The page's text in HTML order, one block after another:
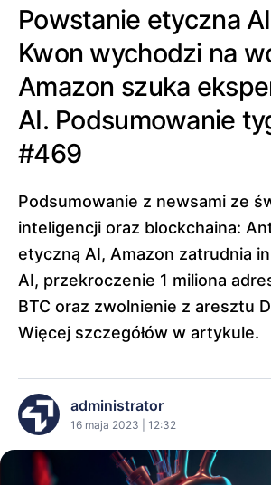
Powstanie etyczna
Kwon wychodzi na
Amazon szuka
AI. Podsumowanie
#469
Podsumowanie z newsami ze
inteligencji oraz blockchaina:
etyczną AI, Amazon zatrudnia
AI, przekroczenie 1 miliona
BTC oraz zwolnienie z aresztu
Więcej szczegółów w artykule.
administrator
16 maja 2023 | 12:32